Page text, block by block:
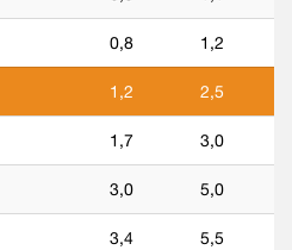
0,8 1,2
1,2 2,5
1,7 3,0
3,0 5,0
3,4 5,5